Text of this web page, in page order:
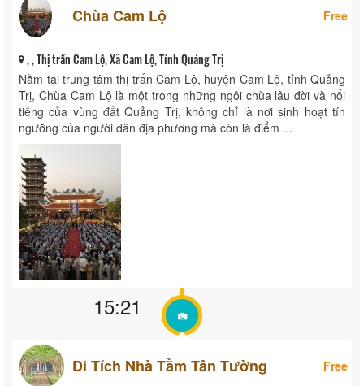
Chùa Cam Lộ Free
, , Thị trấn Cam Lộ, Xã Cam Lộ, Tỉnh Quảng Trị
Nằm tại trung tâm thị trấn Cam Lộ, huyện Cam Lộ, tỉnh Quảng
Trị, Chùa Cam Lộ là một trong những ngôi chùa lâu đời và nổi
tiếng của vùng đất Quảng Trị, không chỉ là nơi sinh hoạt tín
ngưỡng của người dân địa phương mà còn là điểm ...
15:21
Di Tích Nhà Tằm Tân Tường Free